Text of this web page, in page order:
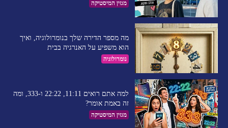
מגזין המיסטיקה
מה מספר הדירה שלך בנומרולוגיה, ואיך
הוא משפיע על האנרגיה בבית
נומרולוגיה
למה אתם רואים 11:11, 22:22 ו-333, ומה
זה באמת אומר?
מגזין המיסטיקה